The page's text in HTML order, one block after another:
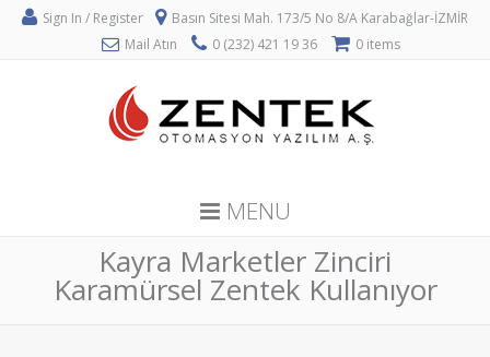
Sign In / Register
Basın Sitesi Mah. 173/5 No 8/A Karabağlar-İZMİR
Mail Atın
0 (232) 421 19 36 0 items
MENU
Kayra Marketler Zinciri
Karamürsel Zentek Kullanıyor